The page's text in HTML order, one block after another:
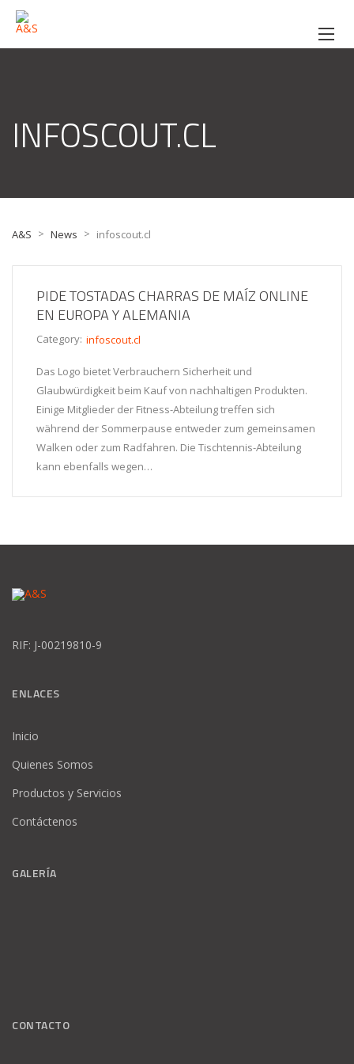
INFOSCOUT.CL
A&S > News > infoscout.cl
PIDE TOSTADAS CHARRAS DE MAÍZ ONLINE
EN EUROPA Y ALEMANIA
Category: infoscout.cl
Das Logo bietet Verbrauchern Sicherheit und
Glaubwürdigkeit beim Kauf von nachhaltigen Produkten.
Einige Mitglieder der Fitness-Abteilung treffen sich
während der Sommerpause entweder zum gemeinsamen
Walken oder zum Radfahren. Die Tischtennis-Abteilung
kann ebenfalls wegen…
RIF: J-00219810-9
ENLACES
Inicio
Quienes Somos
Productos y Servicios
Contáctenos
GALERÍA
CONTACTO